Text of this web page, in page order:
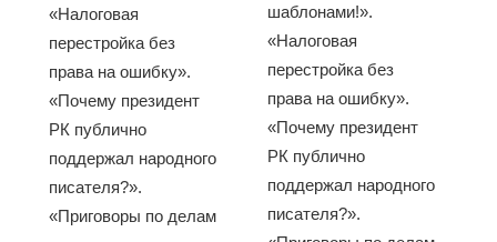
«Налоговая
перестройка без
права на ошибку».
«Почему президент
РК публично
поддержал народного
писателя?».
«Приговоры по делам
шаблонами!».
«Налоговая
перестройка без
права на ошибку».
«Почему президент
РК публично
поддержал народного
писателя?».